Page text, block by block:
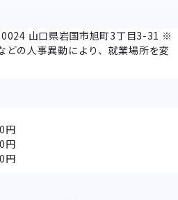
0024 山口県岩国市旭町3丁目3-31 ※
どの人事異動により、就業場所を変
円